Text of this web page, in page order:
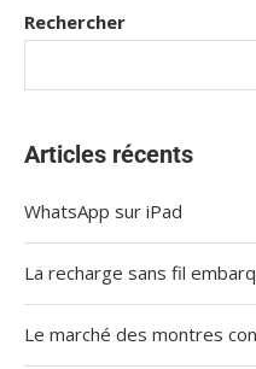
Rechercher
Articles récents
WhatsApp sur iPad
La recharge sans fil
Le marché des montres